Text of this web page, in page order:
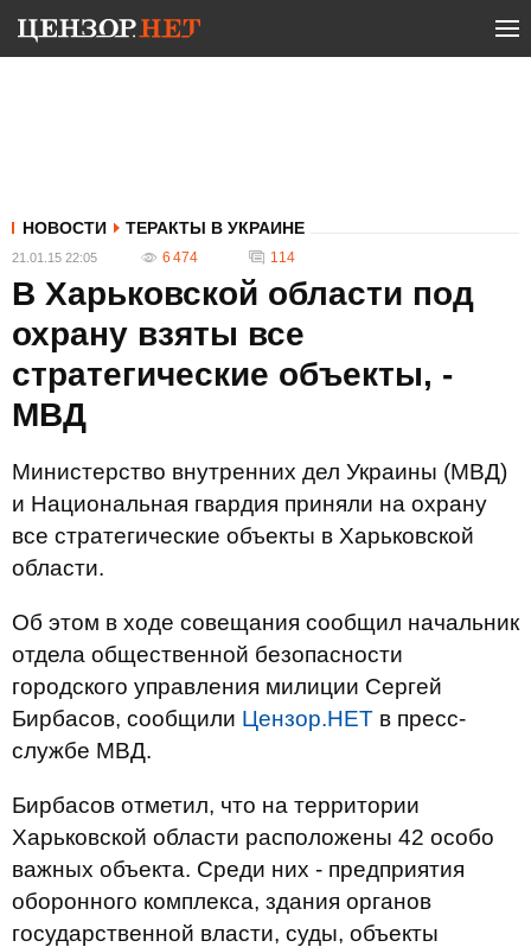
НОВОСТИ ТЕРАКТЫ В УКРАИНЕ
21.01.15 22:05 6 474 114
В Харьковской области под
охрану взяты все
стратегические объекты, -
МВД
Министерство внутренних дел Украины (МВД)
и Национальная гвардия приняли на охрану
все стратегические объекты в Харьковской
области.
Об этом в ходе совещания сообщил начальник
отдела общественной безопасности
городского управления милиции Сергей
Бирбасов, сообщили Цензор.НЕТ в пресс-
службе МВД.
Бирбасов отметил, что на территории
Харьковской области расположены 42 особо
важных объекта. Среди них - предприятия
оборонного комплекса, здания органов
государственной власти, суды, объекты